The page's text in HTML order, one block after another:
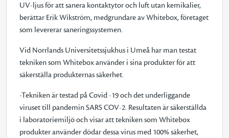
UV-ljus för att sanera kontaktytor och luft utan kemikalier,
berättar Erik Wikström, medgrundare av Whitebox, företaget
som levererar saneringssystemen.
Vid Norrlands Universitetssjukhus i Umeå har man testat
tekniken som Whitebox använder i sina produkter för att
säkerställa produkternas säkerhet.
-Tekniken är testad på Covid -19 och det underliggande
viruset till pandemin SARS COV-2. Resultaten är säkerställda
i laboratoriemiljö och visar att tekniken som Whitebox
produkter använder dödar dessa virus med 100% säkerhet,